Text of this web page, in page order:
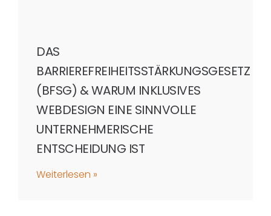
DAS
BARRIEREFREIHEITSSTÄRKUNGSGESETZ
(BFSG) & WARUM INKLUSIVES
WEBDESIGN EINE SINNVOLLE
UNTERNEHMERISCHE
ENTSCHEIDUNG IST
Weiterlesen »